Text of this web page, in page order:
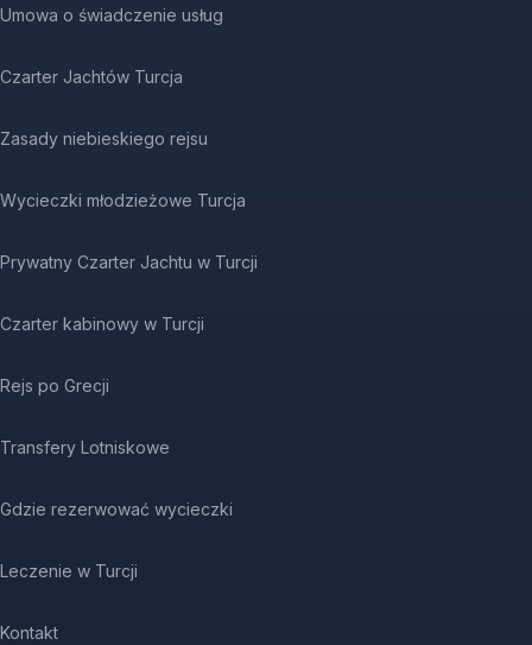
Umowa o świadczenie usług
Czarter Jachtów Turcja
Zasady niebieskiego rejsu
Wycieczki młodzieżowe Turcja
Prywatny Czarter Jachtu w Turcji
Czarter kabinowy w Turcji
Rejs po Grecji
Transfery Lotniskowe
Gdzie rezerwować wycieczki
Leczenie w Turcji
Kontakt